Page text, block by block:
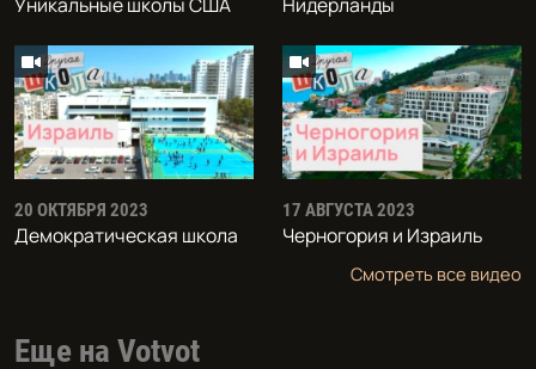
20 ОКТЯБРЯ 2023
Демократическая школа
17 АВГУСТА 2023
Черногория и Израиль
Смотреть все видео
Еще на Votvot